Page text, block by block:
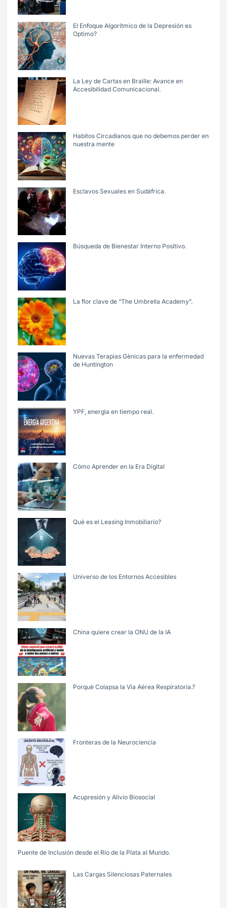
El Enfoque Algorítmico de la Depresión es
Optimo?
La Ley de Cartas en Braille: Avance en
Accesibilidad Comunicacional.
Habitos Circadianos que no debemos perder en
nuestra mente
Esclavos Sexuales en Sudáfrica.
Búsqueda de Bienestar Interno Positivo.
La flor clave de “The Umbrella Academy”.
Nuevas Terapias Gènicas para la enfermedad
de Huntington
YPF, energìa en tiempo real.
Cómo Aprender en la Era Digital
Què es el Leasing Inmobiliario?
Universo de los Entornos Accesibles
China quiere crear la ONU de la IA
Porquè Colapsa la Vìa Aèrea Respiratoria.?
Fronteras de la Neurociencia
Acupresión y Alivio Biosocial
Puente de Inclusión desde el Río de la Plata al Mundo.
Las Cargas Silenciosas Paternales